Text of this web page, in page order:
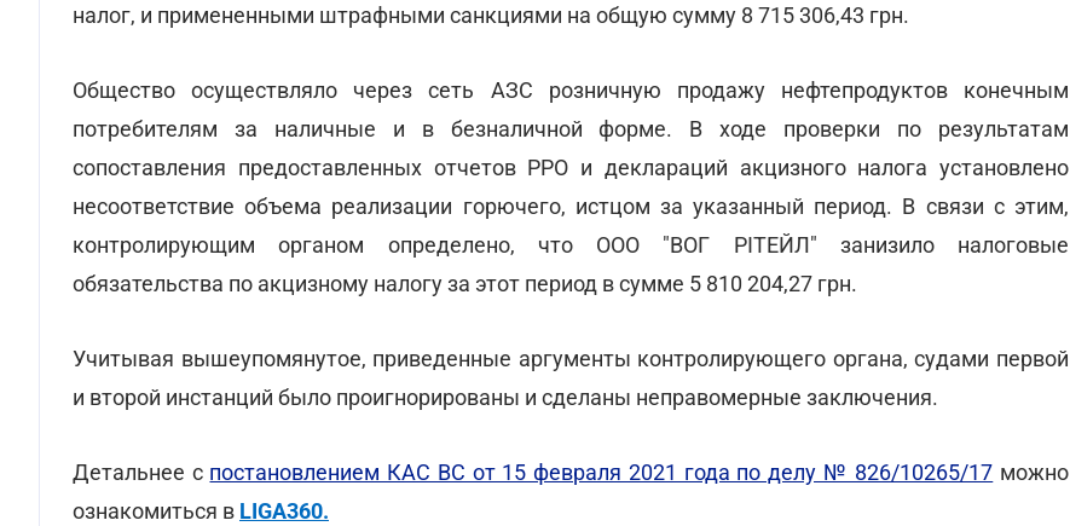
налог, и примененными штрафными санкциями на общую сумму 8 715 306,43 грн.
Общество осуществляло через сеть АЗС розничную продажу нефтепродуктов конечным
потребителям за наличные и в безналичной форме. В ходе проверки по результатам
сопоставления предоставленных отчетов РРО и деклараций акцизного налога установлено
несоответствие объема реализации горючего, истцом за указанный период. В связи с этим,
контролирующим органом определено, что ООО "ВОГ РІТЕЙЛ" занизило налоговые
обязательства по акцизному налогу за этот период в сумме 5 810 204,27 грн.
Учитывая вышеупомянутое, приведенные аргументы контролирующего органа, судами первой
и второй инстанций было проигнорированы и сделаны неправомерные заключения.
Детальнее с постановлением КАС ВС от 15 февраля 2021 года по делу № 826/10265/17 можно
ознакомиться в LIGA360.